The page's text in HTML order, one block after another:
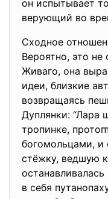
он испытывает
верующий во
Сходное
Вероятно, это
Живаго, она
идеи, близкие
возвращаясь
Дуплянки: “Лара
тропинке,
богомольцами, и
стёжку, ведшую
в себя